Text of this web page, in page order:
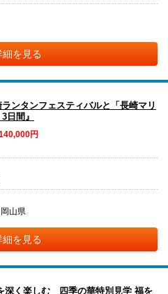
細を見る
ンタンフェスティバルと「長崎マリ
間』
円
山県
細を見る
深く楽しむ 四季の華特別見学 福を